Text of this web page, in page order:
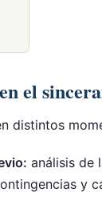
el
distintos
análisis de
y